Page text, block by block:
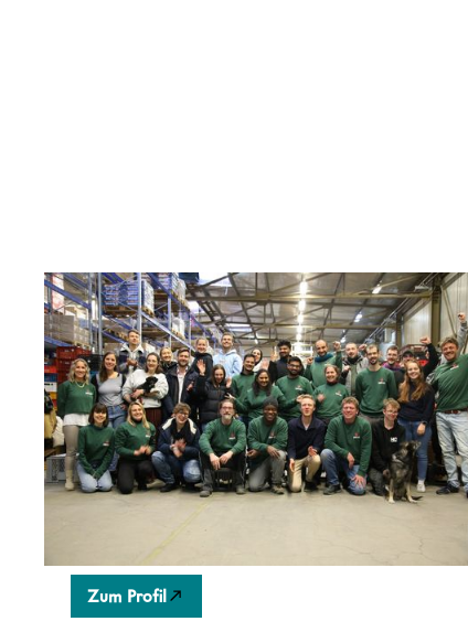
SIRPLUS
SIRPLUS ermöglicht es bequem von zu Hause
Lebensmittel über einen Onlineshop zu retten und
dabei im Durchschnitt 35% sparen vs. UVP. Das
Berliner Startup macht nachhaltiges konsumieren
mainstream.
Zum Profil